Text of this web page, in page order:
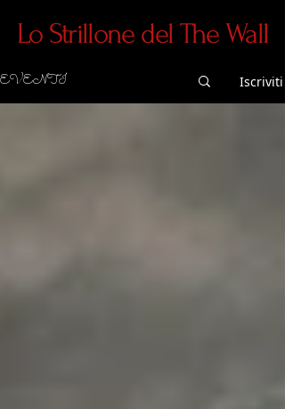
Lo Strillone del The Wall
EVENTI Iscriviti